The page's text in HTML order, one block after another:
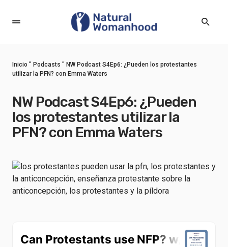
Inicio " Podcasts " NW Podcast S4Ep6: ¿Pueden los protestantes
utilizar la PFN? con Emma Waters
NW Podcast S4Ep6: ¿Pueden
los protestantes utilizar la
PFN? con Emma Waters